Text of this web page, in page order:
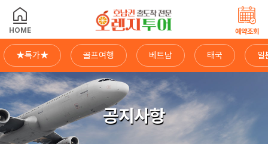
HOME 예약조회
★특가★ 골프여행 베트남 태국 일
공지사항